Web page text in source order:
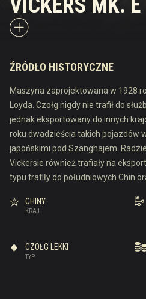
VICKERS MK. E
ŹRÓDŁO HISTORYCZNE
Maszyna zaprojektowana w 1928
Loyda. Czołg nigdy nie trafił do
jednak eksportowany do innych
roku dwadzieścia takich pojazdów
japońskimi pod Szanghajem.
Vickersie również trafiały na
typu trafiły do południowych Chin
KRAJ
CHINY
TYP
CZOŁG LEKKI